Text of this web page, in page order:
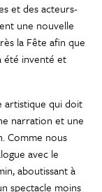
et des acteurs-
une nouvelle
la Fête afin que
été inventé et
artistique qui doit
narration et une
Comme nous
avec le
aboutissant à
spectacle moins